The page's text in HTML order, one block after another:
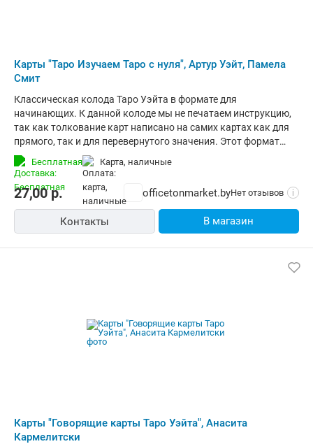
Карты "Таро Изучаем Таро с нуля", Артур Уэйт, Памела
Смит
Классическая колода Таро Уэйта в формате для
начинающих. К данной колоде мы не печатаем инструкцию,
так как толкование карт написано на самих картах как для
прямого, так и для перевернутого значения. Этот формат
будет удобен для начинающих тарологов и просто для всех
увлекающихся картами Таро, так как облегчит запоминание
значений Арканов. В колоде 78 карт Таро - 22 Старших
Аркана и 56 Младших Арканов.
Бесплатная карта, наличные
27,00р. officetonmarket.byНет отзывов i
Контакты В магазин
Карты "Говорящие карты Таро Уэйта", Анасита
Кармелитски